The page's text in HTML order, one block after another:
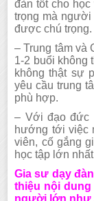
đàn tốt cho
trọng mà
được chú trọng.
– Trung tâm và
1-2 buổi không
không thật sự
yêu cầu trung
phù hợp.
– Với đạo đức
hướng tới việc
viên, cố gắng
học tập lớn
Gia sư dạy
thiệu nội